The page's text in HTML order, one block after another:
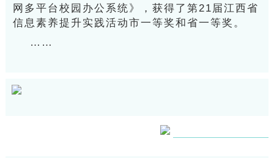
网多平台校园办公系统》，获得了第21届江西省
信息素养提升实践活动市一等奖和省一等奖。
……